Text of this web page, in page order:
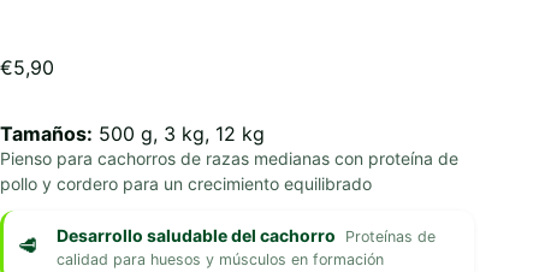
€5,90
Tamaños: 500 g, 3 kg, 12 kg
Pienso para cachorros de razas medianas con proteína de
pollo y cordero para un crecimiento equilibrado
Desarrollo saludable del cachorro
Proteínas de
calidad para huesos y músculos en formación